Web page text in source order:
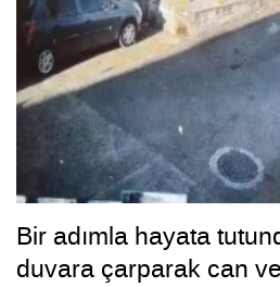
Bir adımla hayata
duvara çarparak can